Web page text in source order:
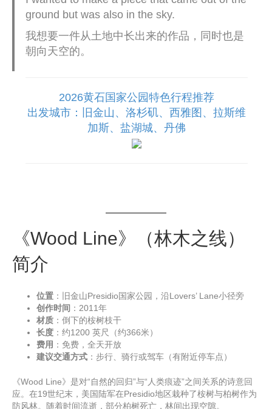
ground but was also in the sky.
我想要一件从土地中长出来的作品，同时也是
朝向天空的。
2026黄石国家公园特色行程推荐
出发城市：旧金山、洛杉矶、西雅图、拉斯维
加斯、盐湖城、丹佛
《Wood Line》（林木之线）
简介
位置 ：旧金山Presidio国家公园，沿Lovers’ Lane小径旁
创作时间 ：2011年
材质 ：倒下的桉树枝干
长度 ：约1200 英尺（约366米）
费用 ：免费，全天开放
建议交通方式 ：步行、骑行或驾车（有附近停车点）
《Wood Line》是对“自然的回归”与“人类痕迹”之间关系的诗意回
应。在19世纪末，美国陆军在Presidio地区栽种了桉树与柏树作为
防风林。随着时间流逝，部分柏树死亡，林间出现空隙。